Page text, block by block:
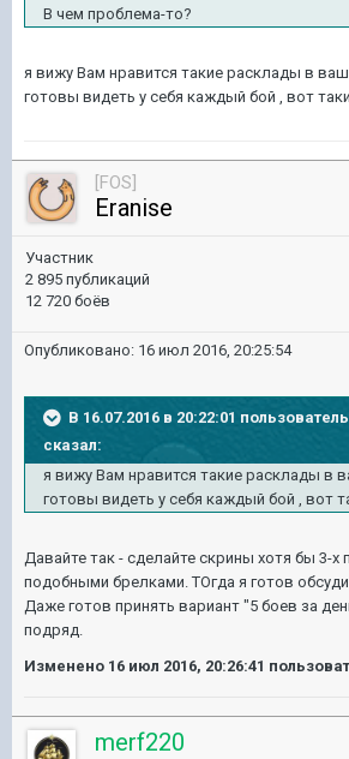
В чем проблема-то?
я вижу Вам нравится такие расклады в
готовы видеть у себя каждый бой , вот
[FOS]
Eranise
Участник
2 895 публикаций
12 720 боёв
Опубликовано: 16 июл 2016, 20:25:54
В 16.07.2016 в 20:22:01
сказал:
я вижу Вам нравится такие расклады в
готовы видеть у себя каждый бой , вот
Давайте так - сделайте скрины хотя бы 3-х
подобными брелками. ТОгда я готов
Даже готов принять вариант "5 боев за
подряд.
Изменено 16 июл 2016, 20:26:41
merf220